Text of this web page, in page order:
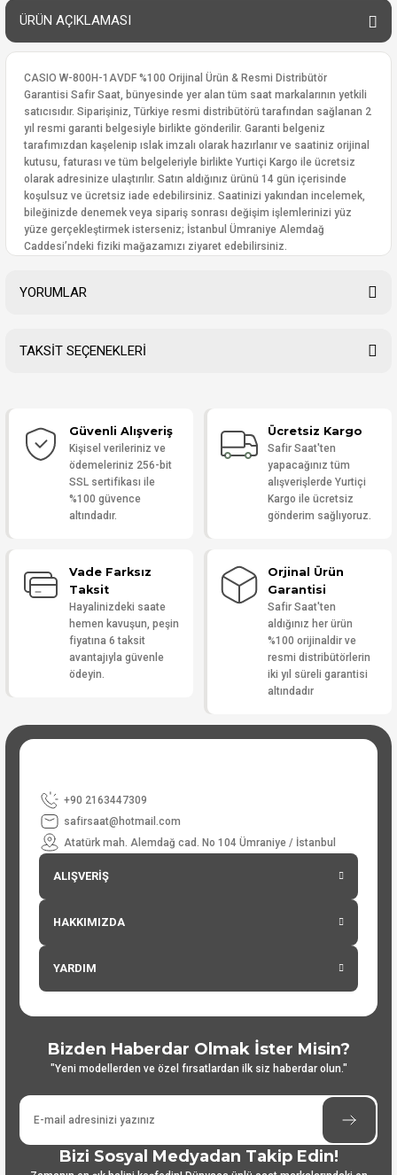
ÜRÜN AÇIKLAMASI
CASIO W-800H-1AVDF %100 Orijinal Ürün & Resmi Distribütör
Garantisi Safir Saat, bünyesinde yer alan tüm saat markalarının yetkili
satıcısıdır. Siparişiniz, Türkiye resmi distribütörü tarafından sağlanan 2
yıl resmi garanti belgesiyle birlikte gönderilir. Garanti belgeniz
tarafımızdan kaşelenip ıslak imzalı olarak hazırlanır ve saatiniz orijinal
kutusu, faturası ve tüm belgeleriyle birlikte Yurtiçi Kargo ile ücretsiz
olarak adresinize ulaştırılır. Satın aldığınız ürünü 14 gün içerisinde
koşulsuz ve ücretsiz iade edebilirsiniz. Saatinizi yakından incelemek,
bileğinizde denemek veya sipariş sonrası değişim işlemlerinizi yüz
yüze gerçekleştirmek isterseniz; İstanbul Ümraniye Alemdağ
Caddesi’ndeki fiziki mağazamızı ziyaret edebilirsiniz.
YORUMLAR
Yorum Yaz
TAKSİT SEÇENEKLERİ
Güvenli Alışveriş
Kişisel verileriniz ve
ödemeleriniz 256-bit
SSL sertifikası ile
%100 güvence
altındadır.
Ücretsiz Kargo
Safir Saat'ten
yapacağınız tüm
alışverişlerde Yurtiçi
Kargo ile ücretsiz
gönderim sağlıyoruz.
Vade Farksız
Taksit
Hayalinizdeki saate
hemen kavuşun, peşin
fiyatına 6 taksit
avantajıyla güvenle
ödeyin.
Orjinal Ürün
Garantisi
Safir Saat'ten
aldığınız her ürün
%100 orijinaldir ve
resmi distribütörlerin
iki yıl süreli garantisi
altındadır
+90 2163447309
safirsaat@hotmail.com
Atatürk mah. Alemdağ cad. No 104 Ümraniye / İstanbul
ALIŞVERİŞ
HAKKIMIZDA
YARDIM
Bizden Haberdar Olmak İster Misin?
"Yeni modellerden ve özel fırsatlardan ilk siz haberdar olun."
Bizi Sosyal Medyadan Takip Edin!